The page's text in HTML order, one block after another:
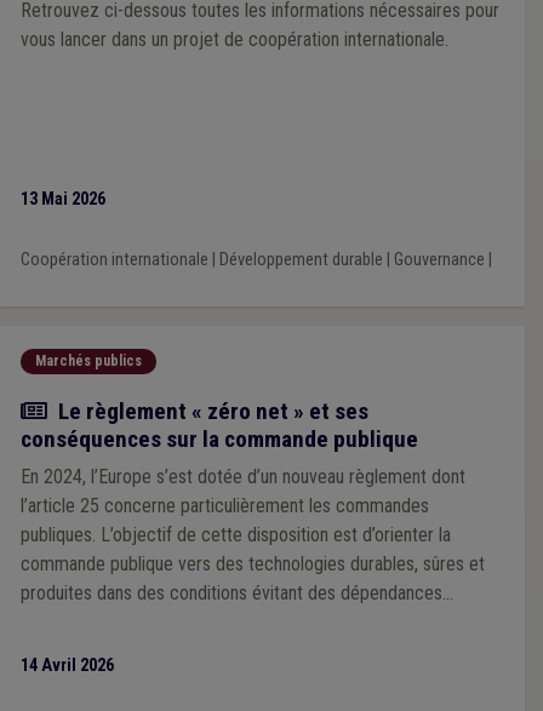
Retrouvez ci-dessous toutes les informations nécessaires pour
vous lancer dans un projet de coopération internationale.
13 Mai 2026
Coopération internationale Développement durable Gouvernance
Marchés publics
Actualité
Le règlement « zéro net » et ses
conséquences sur la commande publique
En 2024, l’Europe s’est dotée d’un nouveau règlement dont
l’article 25 concerne particulièrement les commandes
publiques. L’objectif de cette disposition est d’orienter la
commande publique vers des technologies durables, sûres et
produites dans des conditions évitant des dépendances
14 Avril 2026